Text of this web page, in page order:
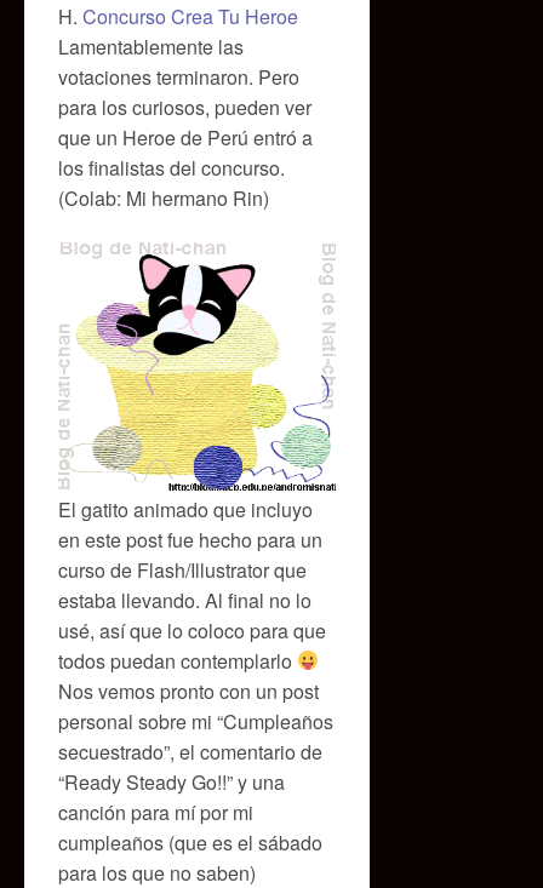
H. Concurso Crea Tu Heroe
Lamentablemente las
votaciones terminaron. Pero
para los curiosos, pueden ver
que un Heroe de Perú entró a
los finalistas del concurso.
(Colab: Mi hermano Rin)
El gatito animado que incluyo
en este post fue hecho para un
curso de Flash/Illustrator que
estaba llevando. Al final no lo
usé, así que lo coloco para que
todos puedan contemplarlo
Nos vemos pronto con un post
personal sobre mi “Cumpleaños
secuestrado”, el comentario de
“Ready Steady Go!!” y una
canción para mí por mi
cumpleaños (que es el sábado
para los que no saben)